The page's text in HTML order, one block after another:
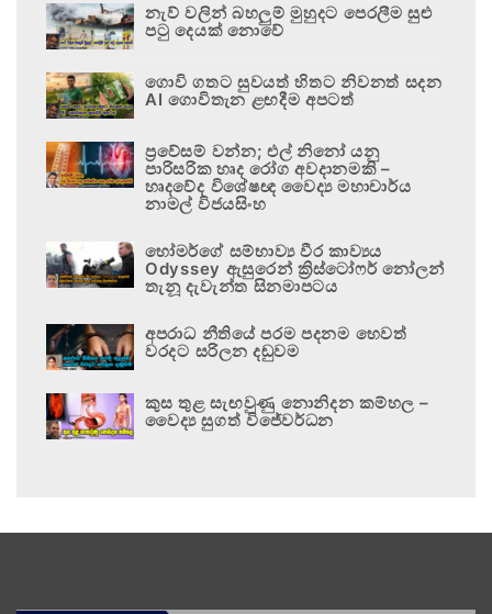
නැව් වලින් බහලුම් මුහුදට පෙරලීම සුළු
පටු දෙයක් නොවේ
ගොවි ගතට සුවයත් හිතට නිවනත් සදන
AI ගොවිතැන ළඟදීම අපටත්
ප්‍රවේසම් වන්න; එල් නිනෝ යනු
පාරිසරික හෘද රෝග අවදානමකි –
හෘදවේද විශේෂඥ වෛද්‍ය මහාචාර්ය
නාමල් විජයසිංහ
හෝමර්ගේ සම්භාව්‍ය වීර කාව්‍යය
Odyssey ඇසුරෙන් ක්‍රිස්ටෝෆර් නෝලන්
තැනූ දැවැන්ත සිනමාපටය
අපරාධ නීතියේ පරම පදනම හෙවත්
වරදට සරිලන දඬුවම
කුස තුළ සැඟවුණු නොනිදන කම්හල –
වෛද්‍ය සුගත් විජේවර්ධන